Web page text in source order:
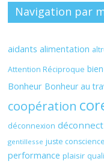
Navigation par
aidants alimentation
Attention Réciproque
Bonheur Bonheur au
coopération
déconnexion
gentillesse juste conscience
performance plaisir